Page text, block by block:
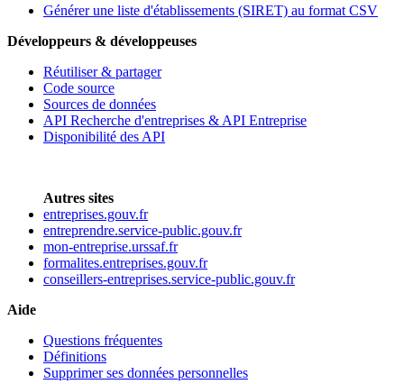
Générer une liste d'établissements (SIRET) au format CSV
Développeurs & développeuses
Réutiliser & partager
Code source
Sources de données
API Recherche d'entreprises & API Entreprise
Disponibilité des API
Autres sites
entreprises.gouv.fr
entreprendre.service-public.gouv.fr
mon-entreprise.urssaf.fr
formalites.entreprises.gouv.fr
conseillers-entreprises.service-public.gouv.fr
Aide
Questions fréquentes
Définitions
Supprimer ses données personnelles